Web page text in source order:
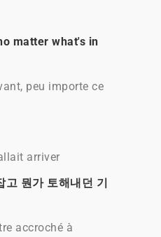
matter what's in
peu importe ce
arriver
고 뭔가 토해내던 기
accroché à